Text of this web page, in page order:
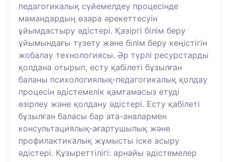
педагогикалық сүйемелдеу процесінде
мамандардың өзара әрекеттесуін
ұйымдастыру әдістері. Қазіргі білім беру
ұйымындағы түзету және білім беру кеңістігін
жобалау технологиясы. Әр түрлі ресурстарды
қолдана отырып, есту қабілеті бұзылған
баланы психологиялық-педагогикалық қолдау
процесін әдістемелік қамтамасыз етуді
әзірлеу және қолдану әдістері. Есту қабілеті
бұзылған баласы бар ата-аналармен
консультациялық-ағартушылық және
профилактикалық жұмысты іске асыру
әдістері. Құзыреттілігі: арнайы әдістемелер